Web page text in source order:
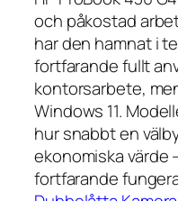
och påkostad
har den hamnat i
fortfarande fullt
kontorsarbete,
Windows 11.
hur snabbt en
ekonomiska värde
fortfarande